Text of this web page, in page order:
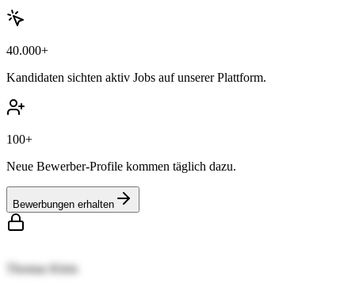
40.000+
Kandidaten sichten aktiv Jobs auf unserer Plattform.
100+
Neue Bewerber-Profile kommen täglich dazu.
Bewerbungen erhalten
Thomas Klein